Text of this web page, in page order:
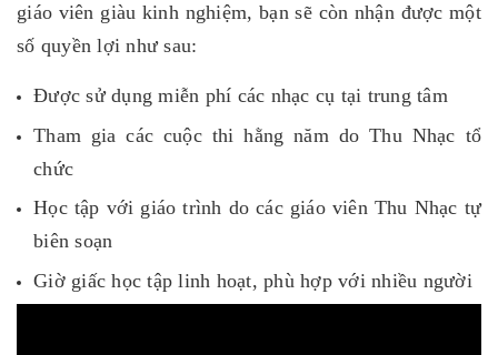
giáo viên giàu kinh nghiệm, bạn sẽ còn nhận được một
số quyền lợi như sau:
Được sử dụng miễn phí các nhạc cụ tại trung tâm
Tham gia các cuộc thi hằng năm do Thu Nhạc tổ
chức
Học tập với giáo trình do các giáo viên Thu Nhạc tự
biên soạn
Giờ giấc học tập linh hoạt, phù hợp với nhiều người